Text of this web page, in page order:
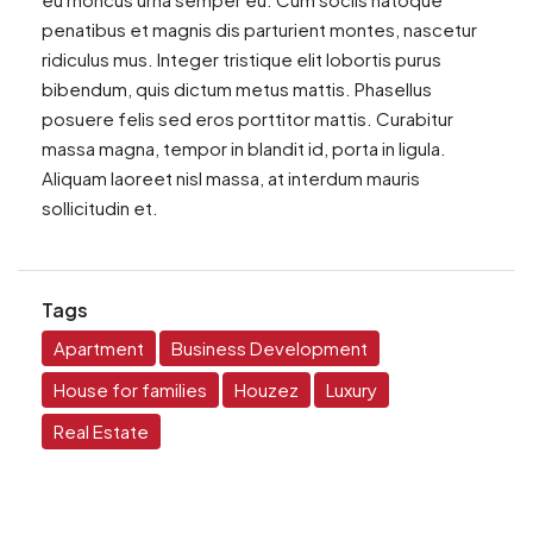
penatibus et magnis dis parturient montes, nascetur
ridiculus mus. Integer tristique elit lobortis purus
bibendum, quis dictum metus mattis. Phasellus
posuere felis sed eros porttitor mattis. Curabitur
massa magna, tempor in blandit id, porta in ligula.
Aliquam laoreet nisl massa, at interdum mauris
sollicitudin et.
Tags
Apartment
Business Development
House for families
Houzez
Luxury
Real Estate